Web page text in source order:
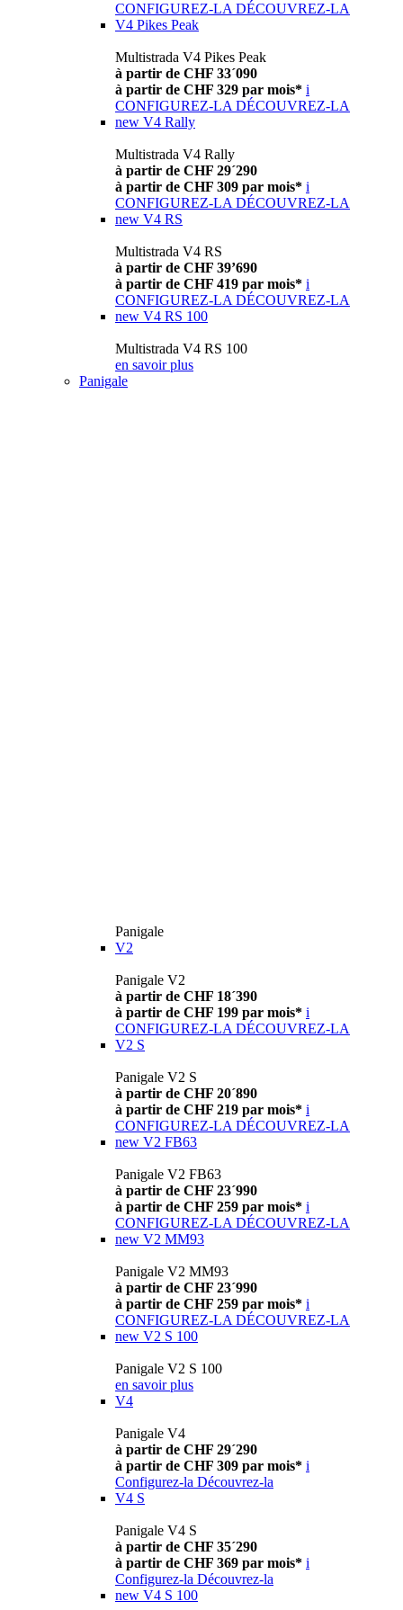
CONFIGUREZ-LA DÉCOUVREZ-LA
V4 Pikes Peak
Multistrada V4 Pikes Peak
à partir de CHF 33´090
à partir de CHF 329 par mois* i
CONFIGUREZ-LA DÉCOUVREZ-LA
new V4 Rally
Multistrada V4 Rally
à partir de CHF 29´290
à partir de CHF 309 par mois* i
CONFIGUREZ-LA DÉCOUVREZ-LA
new V4 RS
Multistrada V4 RS
à partir de CHF 39’690
à partir de CHF 419 par mois* i
CONFIGUREZ-LA DÉCOUVREZ-LA
new V4 RS 100
Multistrada V4 RS 100
en savoir plus
Panigale
Panigale
V2
Panigale V2
à partir de CHF 18´390
à partir de CHF 199 par mois* i
CONFIGUREZ-LA DÉCOUVREZ-LA
V2 S
Panigale V2 S
à partir de CHF 20´890
à partir de CHF 219 par mois* i
CONFIGUREZ-LA DÉCOUVREZ-LA
new V2 FB63
Panigale V2 FB63
à partir de CHF 23´990
à partir de CHF 259 par mois* i
CONFIGUREZ-LA DÉCOUVREZ-LA
new V2 MM93
Panigale V2 MM93
à partir de CHF 23´990
à partir de CHF 259 par mois* i
CONFIGUREZ-LA DÉCOUVREZ-LA
new V2 S 100
Panigale V2 S 100
en savoir plus
V4
Panigale V4
à partir de CHF 29´290
à partir de CHF 309 par mois* i
Configurez-la Découvrez-la
V4 S
Panigale V4 S
à partir de CHF 35´290
à partir de CHF 369 par mois* i
Configurez-la Découvrez-la
new V4 S 100